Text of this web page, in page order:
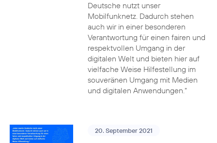
Deutsche nutzt unser
Mobilfunknetz. Dadurch stehen
auch wir in einer besonderen
Verantwortung für einen fairen und
respektvollen Umgang in der
digitalen Welt und bieten hier auf
vielfache Weise Hilfestellung im
souveränen Umgang mit Medien
und digitalen Anwendungen.“
20. September 2021